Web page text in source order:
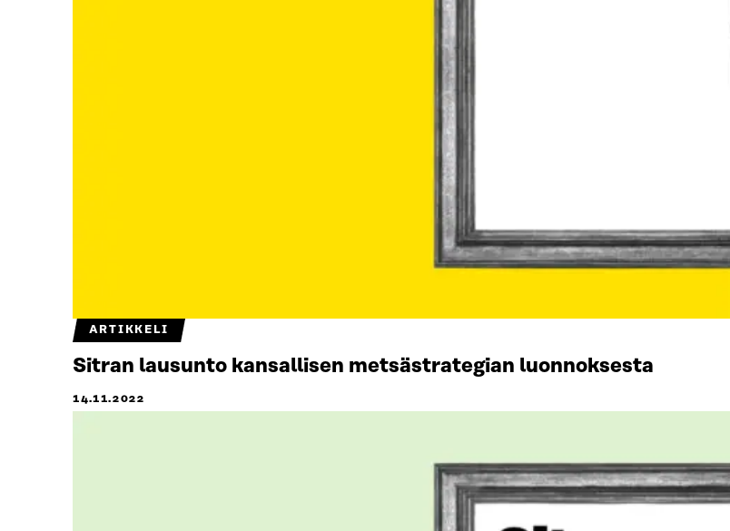
ARTIKKELI
Sitran lausunto kansallisen metsästrategian luonnoksesta
14.11.2022